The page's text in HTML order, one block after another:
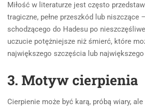
Miłość w literaturze jest często
tragiczne, pełne przeszkód lub niszczące
schodzącego do Hadesu po
uczucie potężniejsze niż śmierć, które
największego szczęścia lub
3. Motyw cierpienia
Cierpienie może być karą, próbą wiary,